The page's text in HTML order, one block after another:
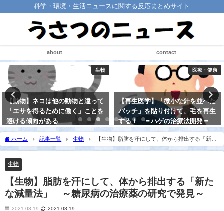
科学・環境・生活ニュースに関する反応まとめサイト
about contact
生物
【動物】ネコは他の動物と違って
「エサを得るために働く」ことを
避ける傾向がある
医療・健康
【再生医学】「微小な針を並べた
パッチ」を貼り付けて、毛を再生
する！ ＝ハゲの治療法開発＝
ホーム 記事一覧 生物
【生物】脂肪を汗にして、体から排出する「新た
な減量法」 ～糖尿病の治療薬の研究で発見～
生物
【生物】脂肪を汗にして、体から排出する「新た
な減量法」 ～糖尿病の治療薬の研究で発見～
2021-08-19 2021-08-19